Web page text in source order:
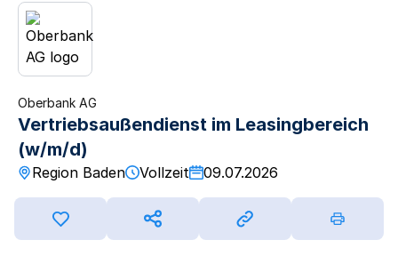
Oberbank AG
Vertriebsaußendienst im Leasingbereich
(w/m/d)
Region Baden Vollzeit 09.07.2026